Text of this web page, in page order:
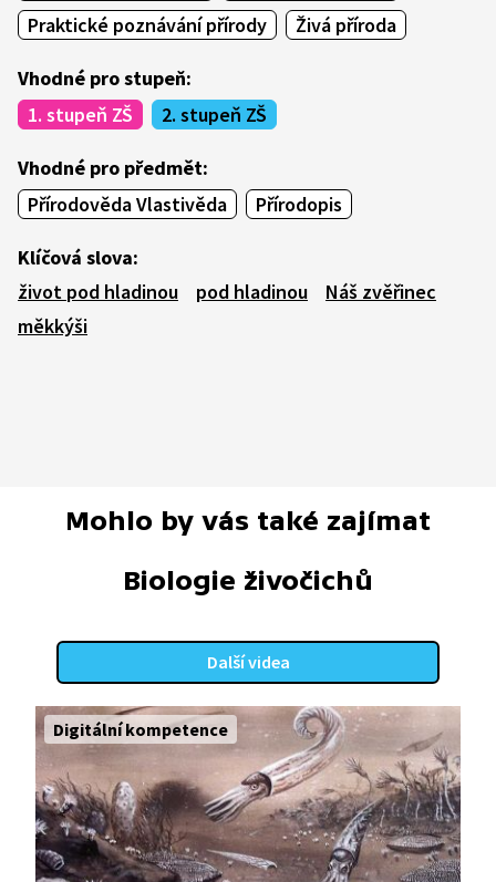
Praktické poznávání přírody
Živá příroda
Vhodné pro stupeň:
1. stupeň ZŠ
2. stupeň ZŠ
Vhodné pro předmět:
Přírodověda Vlastivěda
Přírodopis
Klíčová slova:
život pod hladinou
pod hladinou
Náš zvěřinec
měkkýši
Mohlo by vás také zajímat
Biologie živočichů
Další videa
Digitální kompetence